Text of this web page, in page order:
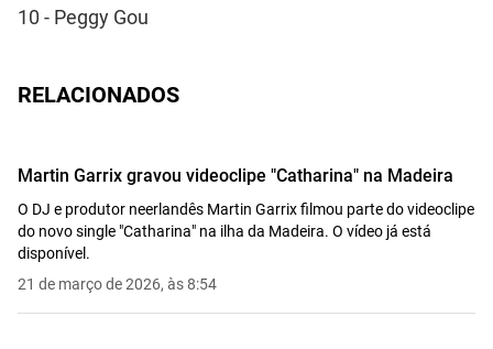
10 - Peggy Gou
RELACIONADOS
Martin Garrix gravou videoclipe "Catharina" na Madeira
O DJ e produtor neerlandês Martin Garrix filmou parte do videoclipe
do novo single "Catharina" na ilha da Madeira. O vídeo já está
disponível.
21 de março de 2026, às 8:54